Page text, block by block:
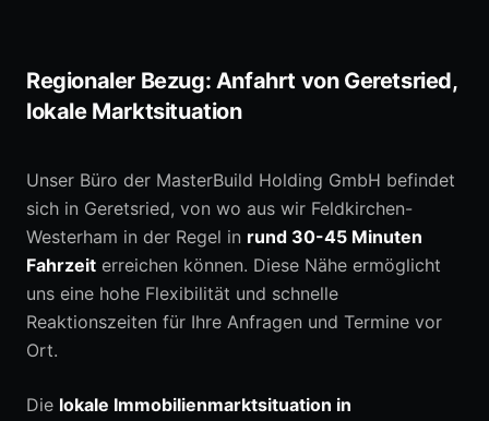
Regionaler Bezug: Anfahrt von Geretsried,
lokale Marktsituation
Unser Büro der MasterBuild Holding GmbH befindet
sich in Geretsried, von wo aus wir Feldkirchen-
Westerham in der Regel in rund 30-45 Minuten
Fahrzeit erreichen können. Diese Nähe ermöglicht
uns eine hohe Flexibilität und schnelle
Reaktionszeiten für Ihre Anfragen und Termine vor
Ort.
Die lokale Immobilienmarktsituation in